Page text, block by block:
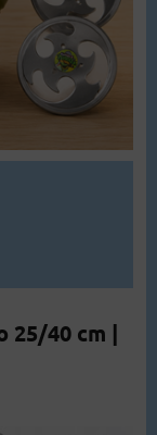
25/40 cm |